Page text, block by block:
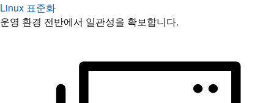
Linux 표준화
운영 환경 전반에서 일관성을 확보합니다.